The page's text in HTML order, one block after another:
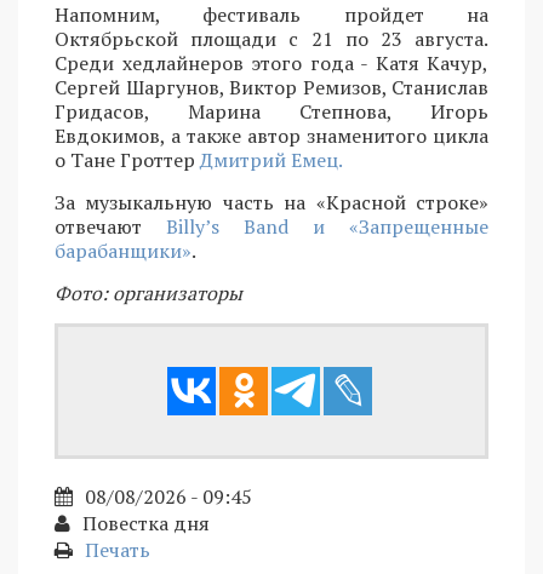
Напомним, фестиваль пройдет на
Октябрьской площади с 21 по 23 августа.
Среди хедлайнеров этого года - Катя Качур,
Сергей Шаргунов, Виктор Ремизов, Станислав
Гридасов, Марина Степнова, Игорь
Евдокимов, а также автор знаменитого цикла
о Тане ГроттерДмитрий Емец.
За музыкальную часть на «Красной строке»
отвечают Billy’s Band и «Запрещенные
барабанщики».
Фото: организаторы
08/08/2026 - 09:45
Повестка дня
Печать